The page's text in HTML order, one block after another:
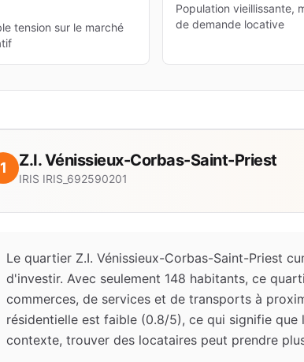
tension sur le marché
Population vieillissante,
de demande locative
1 Z.I. Vénissieux-Corbas-Saint-Priest
IRIS IRIS_692590201
Le quartier Z.I. Vénissieux-Corbas-Saint-Priest
d'investir. Avec seulement 148 habitants, ce
commerces, de services et de transports à
résidentielle est faible (0.8/5), ce qui signifie
contexte, trouver des locataires peut prendre